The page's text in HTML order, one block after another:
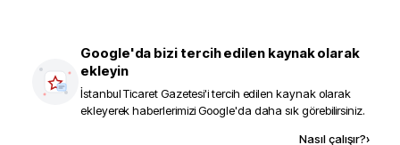
Google'da bizi tercih edilen kaynak olarak
ekleyin
İstanbul Ticaret Gazetesi'i tercih edilen kaynak olarak
ekleyerek haberlerimizi Google'da daha sık görebilirsiniz.
Nasıl çalışır?›